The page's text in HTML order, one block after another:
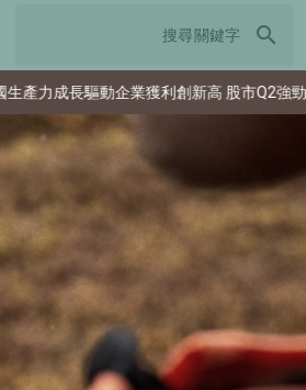
search
利創新高 股市Q2強勁反彈 日本